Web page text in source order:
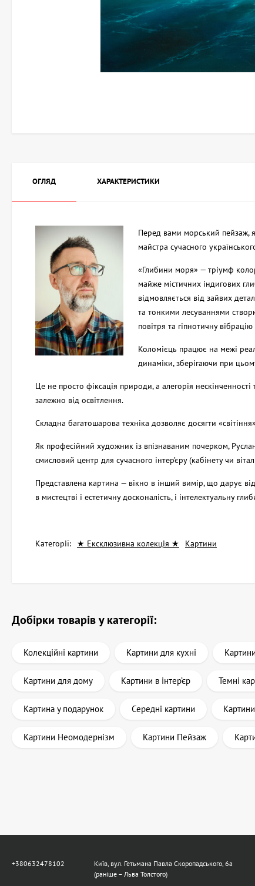
ОГЛЯД ХАРАКТЕРИСТИКИ
Перед вами морський пейзаж,
майстра сучасного
«Глибини моря» — тріумф
майже містичних індигових
відмовляється від зайвих
та тонкими лесуваннями
повітря та гіпнотичну
Коломієць працює на межі
динаміки, зберігаючи при
Це не просто фіксація природи, а алегорія
залежно від освітлення.
Складна багатошарова техніка дозволяє досягти
Як професійний художник із впізнаваним почерком,
смисловий центр для сучасного інтер’єру (кабінету чи
Представлена картина — вікно в інший вимір, що дарує
в мистецтві і естетичну досконалість, і інтелектуальну
Категорії: ★ Ексклюзивна колекція ★ Картини
Добірки товарів у категорії:
Колекційні картини Картини для кухні
Картини для дому Картини в інтер’єр Темні
Картина у подарунок Середні картини
Картини Неомодернізм Картини Пейзаж
+380632478102
Київ, вул. Гетьмана Павла Скоропадського, 6а
(раніше – Льва Толстого)